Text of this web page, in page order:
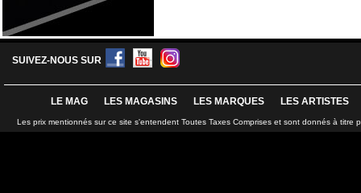
SUIVEZ-NOUS SUR
LE MAG LES MAGASINS LES MARQUES LES ARTISTES
Les prix mentionnés sur ce site s'entendent Toutes Taxes Comprises et sont donnés à